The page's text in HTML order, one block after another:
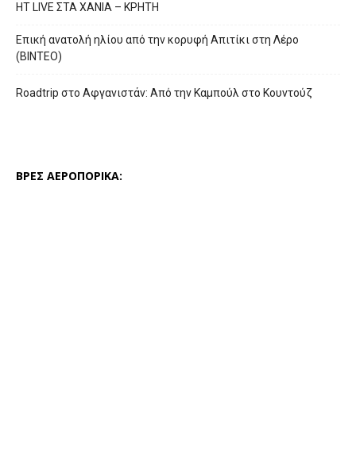
HT LIVE ΣΤΑ ΧΑΝΙΑ – ΚΡΗΤΗ
Επική ανατολή ηλίου από την κορυφή Απιτίκι στη Λέρο
(ΒΙΝΤΕΟ)
Roadtrip στο Αφγανιστάν: Από την Καμπούλ στο Κουντούζ
ΒΡΕΣ ΑΕΡΟΠΟΡΙΚΑ: